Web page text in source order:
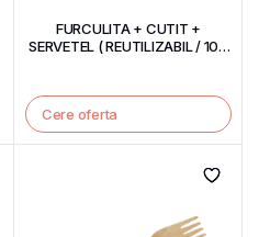
FURCULITA + CUTIT +
SERVETEL ( REUTILIZABIL / 100
Cere oferta